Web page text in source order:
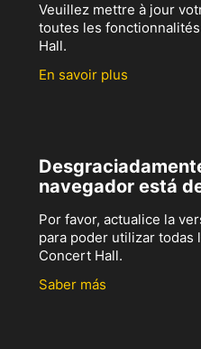
Veuillez mettre à jour
toutes les
Hall.
En savoir plus
navegador está
Por favor, actualice la
para poder utilizar todas
Concert Hall.
Saber más